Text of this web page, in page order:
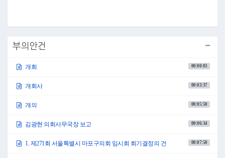
○부의장 권영숙 좌석을 정돈하여 주시기 바랍니다. 성원이 되었으므로 제
271회 서울특별시 마포구의회 임시회 제1차 본회의를 개의하겠습니다.
●부의장 권영숙 김광현 의회사무국장의 보고사항이 있겠습니다.
○의회사무국장 김광현 안녕하십니까? 의회사무국장 김광현입니다.
먼저 의안 접수 현황입니다.
의 가입 조례 전부개정조례안 등 총 4건의 의원발의 안건이 제출되어 소관 상
임위원회에 회부하였습니다.
같은 날, 마포구청장으로부터 서울특별시 마포구 행정기구 설치 조례 일부
개정조례안 등 총 12건의 안건이 제출되어 소관 상임위원회에 회부하였습니
부의안건
개회 00:00:03
개회사 00:03:37
개의 00:05:50
김광현 의회사무국장 보고 00:06:34
1. 제271회 서울특별시 마포구의회 임시회 회기결정의 건 00:07:50